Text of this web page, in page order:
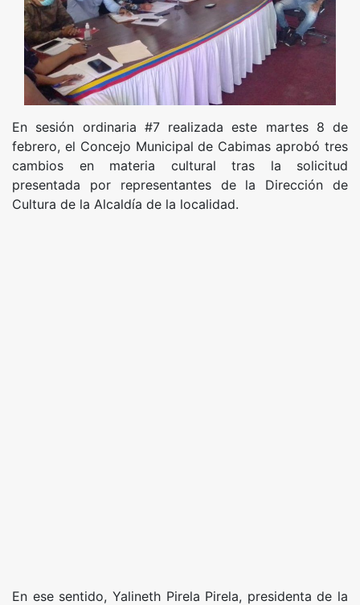
En sesión ordinaria #7 realizada este martes 8 de
febrero, el Concejo Municipal de Cabimas aprobó tres
cambios en materia cultural tras la solicitud
presentada por representantes de la Dirección de
Cultura de la Alcaldía de la localidad.
En ese sentido, Yalineth Pirela Pirela, presidenta de la